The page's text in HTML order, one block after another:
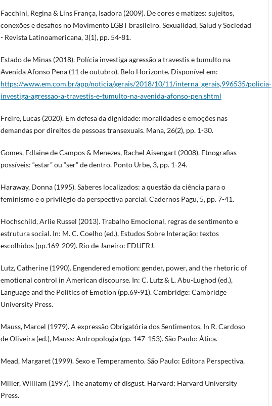
Facchini, Regina & Lins França, Isadora (2009). De cores e matizes: sujeitos,
conexões e desafios no Movimento LGBT brasileiro. Sexualidad, Salud y Sociedad
- Revista Latinoamericana, 3(1), pp. 54-81.
Estado de Minas (2018). Polícia investiga agressão a travestis e tumulto na
Avenida Afonso Pena (11 de outubro). Belo Horizonte. Disponível em:
https://www.em.com.br/app/noticia/gerais/2018/10/11/interna_gerais,996535/policia-
investiga-agressao-a-travestis-e-tumulto-na-avenida-afonso-pen.shtml
Freire, Lucas (2020). Em defesa da dignidade: moralidades e emoções nas
demandas por direitos de pessoas transexuais. Mana, 26(2), pp. 1-30.
Gomes, Edlaine de Campos & Menezes, Rachel Aisengart (2008). Etnografias
possíveis: “estar” ou “ser” de dentro. Ponto Urbe, 3, pp. 1-24.
Haraway, Donna (1995). Saberes localizados: a questão da ciência para o
feminismo e o privilégio da perspectiva parcial. Cadernos Pagu, 5, pp. 7-41.
Hochschild, Arlie Russel (2013). Trabalho Emocional, regras de sentimento e
estrutura social. In: M. C. Coelho (ed.), Estudos Sobre Interação: textos
escolhidos (pp.169-209). Rio de Janeiro: EDUERJ.
Lutz, Catherine (1990). Engendered emotion: gender, power, and the rhetoric of
emotional control in American discourse. In: C. Lutz & L. Abu-Lughod (ed.),
Language and the Politics of Emotion (pp.69-91). Cambridge: Cambridge
University Press.
Mauss, Marcel (1979). A expressão Obrigatória dos Sentimentos. In R. Cardoso
de Oliveira (ed.), Mauss: Antropologia (pp. 147-153). São Paulo: Ática.
Mead, Margaret (1999). Sexo e Temperamento. São Paulo: Editora Perspectiva.
Miller, William (1997). The anatomy of disgust. Harvard: Harvard University
Press.